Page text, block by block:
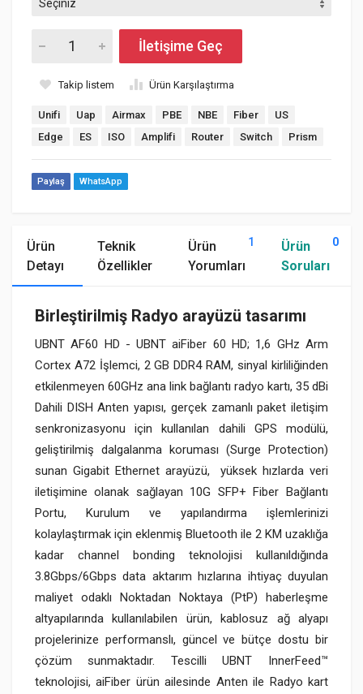
İletişime Geç
Takip listem Ürün Karşılaştırma
Unifi Uap Airmax PBE NBE Fiber
US
Edge
ES ISO Amplifi Router Switch Prism
Paylaş WhatsApp
Ürün
Detayı
Teknik
Özellikler
Ürün
Yorumları
1
Ürün
Soruları
0
Birleştirilmiş Radyo arayüzü tasarımı
UBNT AF60 HD - UBNT aiFiber 60 HD; 1,6 GHz Arm
Cortex A72 İşlemci, 2 GB DDR4 RAM, sinyal kirliliğinden
etkilenmeyen 60GHz ana link bağlantı radyo kartı, 35 dBi
Dahili DISH Anten yapısı, gerçek zamanlı paket iletişim
senkronizasyonu için kullanılan dahili GPS modülü,
geliştirilmiş dalgalanma koruması (Surge Protection)
sunan Gigabit Ethernet arayüzü, yüksek hızlarda veri
iletişimine olanak sağlayan 10G SFP+ Fiber Bağlantı
Portu, Kurulum ve yapılandırma işlemlerinizi
kolaylaştırmak için eklenmiş Bluetooth ile 2 KM uzaklığa
kadar channel bonding teknolojisi kullanıldığında
3.8Gbps/6Gbps data aktarım hızlarına ihtiyaç duyulan
maliyet odaklı Noktadan Noktaya (PtP) haberleşme
altyapılarında kullanılabilen ürün, kablosuz ağ alyapı
projelerinize performanslı, güncel ve bütçe dostu bir
çözüm sunmaktadır. Tescilli UBNT InnerFeed™
teknolojisi, aiFiber ürün ailesinde Anten ile Radyo kart